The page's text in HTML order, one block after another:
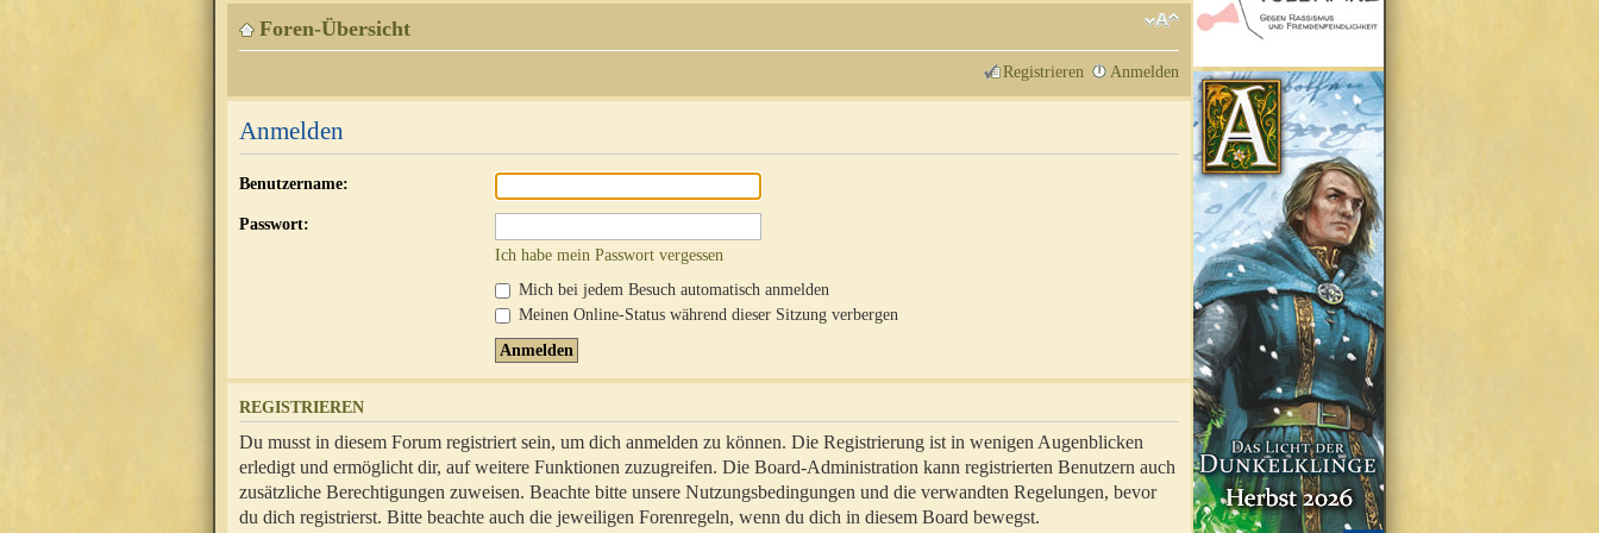
Foren-Übersicht
Registrieren Anmelden
Anmelden
Benutzername:
Passwort:
Ich habe mein Passwort vergessen
Mich bei jedem Besuch automatisch anmelden
Meinen Online-Status während dieser Sitzung verbergen
REGISTRIEREN
Du musst in diesem Forum registriert sein, um dich anmelden zu können. Die Registrierung ist in wenigen Augenblicken
erledigt und ermöglicht dir, auf weitere Funktionen zuzugreifen. Die Board-Administration kann registrierten Benutzern auch
zusätzliche Berechtigungen zuweisen. Beachte bitte unsere Nutzungsbedingungen und die verwandten Regelungen, bevor
du dich registrierst. Bitte beachte auch die jeweiligen Forenregeln, wenn du dich in diesem Board bewegst.